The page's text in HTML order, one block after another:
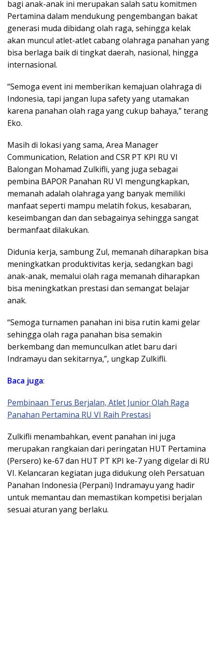
bagi anak-anak ini merupakan salah satu komitmen
Pertamina dalam mendukung pengembangan bakat
generasi muda dibidang olah raga, sehingga kelak
akan muncul atlet-atlet cabang olahraga panahan yang
bisa berlaga baik di tingkat daerah, nasional, hingga
internasional.
“Semoga event ini memberikan kemajuan olahraga di
Indonesia, tapi jangan lupa safety yang utamakan
karena panahan olah raga yang cukup bahaya,” terang
Eko.
Masih di lokasi yang sama, Area Manager
Communication, Relation and CSR PT KPI RU VI
Balongan Mohamad Zulkifli, yang juga sebagai
pembina BAPOR Panahan RU VI mengungkapkan,
memanah adalah olahraga yang banyak memiliki
manfaat seperti mampu melatih fokus, kesabaran,
keseimbangan dan dan sebagainya sehingga sangat
bermanfaat dilakukan.
Didunia kerja, sambung Zul, memanah diharapkan bisa
meningkatkan produktivitas kerja, sedangkan bagi
anak-anak, memalui olah raga memanah diharapkan
bisa meningkatkan prestasi dan semangat belajar
anak.
“Semoga turnamen panahan ini bisa rutin kami gelar
sehingga olah raga panahan bisa semakin
berkembang dan memunculkan atlet baru dari
Indramayu dan sekitarnya,”, ungkap Zulkifli.
Baca juga:
Pembinaan Terus Berjalan, Atlet Junior Olah Raga
Panahan Pertamina RU VI Raih Prestasi
Zulkifli menambahkan, event panahan ini juga
merupakan rangkaian dari peringatan HUT Pertamina
(Persero) ke-67 dan HUT PT KPI ke-7 yang digelar di RU
VI. Kelancaran kegiatan juga didukung oleh Persatuan
Panahan Indonesia (Perpani) Indramayu yang hadir
untuk memantau dan memastikan kompetisi berjalan
sesuai aturan yang berlaku.